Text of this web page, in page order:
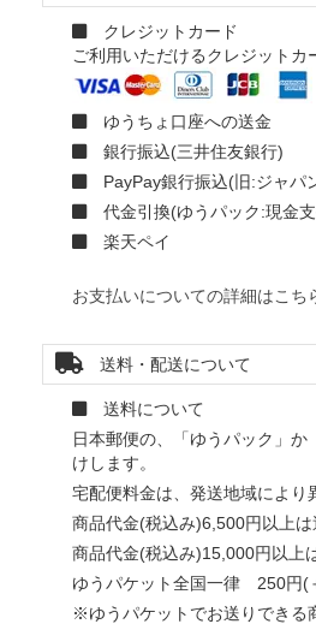
クレジットカード
ご利用いただけるクレジットカ
ゆうちょ口座への送金
銀行振込(三井住友銀行)
PayPay銀行振込(旧:ジャパ
代金引換(ゆうパック:現金
楽天ペイ
お支払いについての詳細はこち
送料・配送について
送料について
日本郵便の、「ゆうパック」か
けします。
宅配便料金は、発送地域により
商品代金(税込み)6,500円以上
商品代金(税込み)15,000円以上
ゆうパケット全国一律 250円(
※ゆうパケットでお送りできる